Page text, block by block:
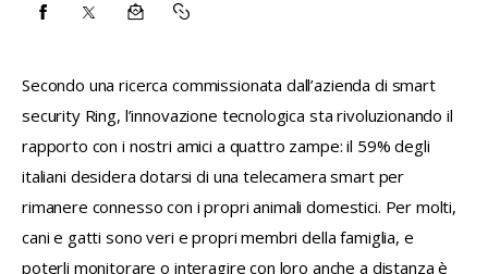
CONDIVIDI
FACEBOOK
CONDIVIDI
X
CONDIVIDI
EMAIL
COPY
TO
Secondo una ricerca commissionata dall’azienda di smart
security Ring, l’innovazione tecnologica sta rivoluzionando il
rapporto con i nostri amici a quattro zampe: il 59% degli
italiani desidera dotarsi di una telecamera smart per
rimanere connesso con i propri animali domestici. Per molti,
cani e gatti sono veri e propri membri della famiglia, e
poterli monitorare o interagire con loro anche a distanza è